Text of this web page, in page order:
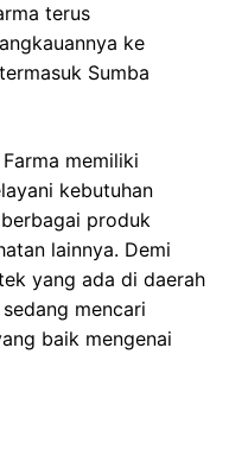
terus
ke
Sumba
memiliki
kebutuhan
produk
lainnya. Demi
yang ada di daerah
mencari
baik mengenai